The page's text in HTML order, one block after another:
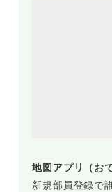
地図アプリ（お
新規部員登録で